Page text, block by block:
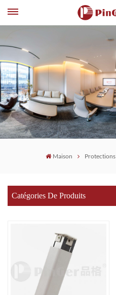
Maison
Catégories De Produits